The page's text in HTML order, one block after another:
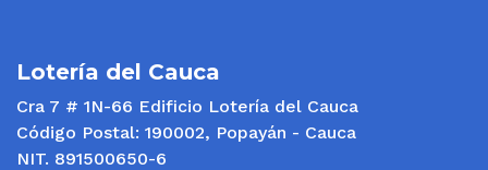
Lotería del Cauca
Cra 7 # 1N-66 Edificio Lotería del Cauca
Código Postal: 190002, Popayán - Cauca
NIT. 891500650-6